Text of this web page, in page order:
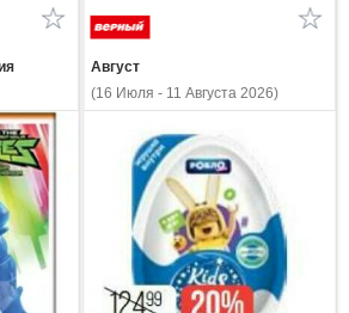
Август
(16 Июля - 11 Августа 2026)